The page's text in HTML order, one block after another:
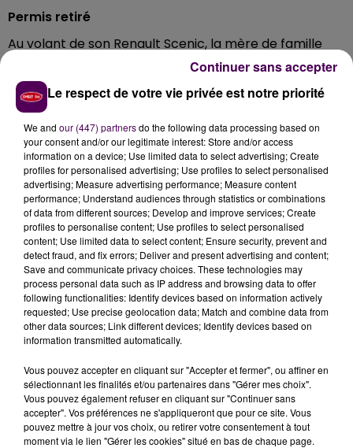
Permis retiré
Au volant de son Renault Scenic, la mère de famille
concernée a expliqué qu’elle était"pressée d’amener
son enfant au sport du mercredi après-midi"
le lieutenant Prieur, commandant en second de
permis sur le champ, sera en outre convoquée
prochainement devant un tribunal.
À LA UNE
31 juillet 2026
Gagnez vos entrées à Terra Botanica !
Le respect de votre vie privée est notre priorité
We and our (447) partnersdo the following data processing based on
your consent and/or our legitimate interest: Store and/or access
information on a device; Use limited data to select advertising; Create
profiles for personalised advertising; Use profiles to select personalised
advertising; Measure advertising performance; Measure content
performance; Understand audiences through statistics or combinations
of data from different sources; Develop and improve services; Create
profiles to personalise content; Use profiles to select personalised
content; Use limited data to select content; Ensure security, prevent and
detect fraud, and fix errors; Deliver and present advertising and content;
Save and communicate privacy choices. These technologies may
process personal data such as IP address and browsing data to offer
following functionalities: Identify devices based on information actively
requested; Use precise geolocation data; Match and combine data from
other data sources; Link different devices; Identify devices based on
information transmitted automatically.
Vous pouvez accepter en cliquant sur "Accepter et fermer", ou affiner en
sélectionnant les finalités et/ou partenaires dans "Gérer mes choix".
Vous pouvez également refuser en cliquant sur "Continuer sans
accepter". Vos préférences ne s'appliqueront que pour ce site. Vous
pouvez mettre à jour vos choix, ou retirer votre consentement à tout
moment via le lien "Gérer les cookies" situé en bas de chaque page.
Continuer sans accepter